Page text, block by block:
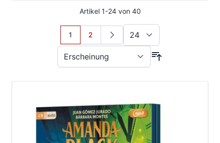
Artikel 1-24von 40
Sie lesen gerade Seite
1 Seite
2